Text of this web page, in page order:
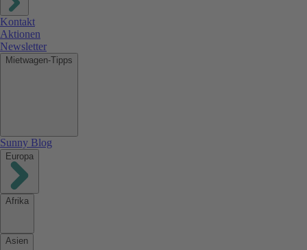
Kontakt
Aktionen
Newsletter
Mietwagen-Tipps
Sunny Blog
Europa
Afrika
Asien